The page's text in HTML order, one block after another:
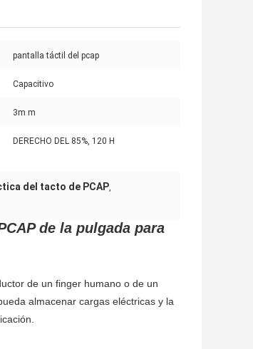
pantalla táctil del pcap
Capacitivo
3m m
DERECHO DEL 85%, 120 H
del tacto de PCAP,
de la pulgada para
de un finger humano o de un
almacenar cargas eléctricas y la